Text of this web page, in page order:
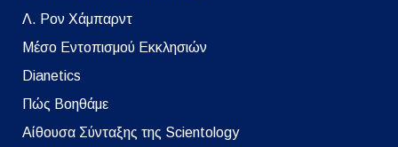
Λ. Ρον Χάμπαρντ
Μέσο Εντοπισμού Εκκλησιών
Dianetics
Πώς Βοηθάμε
Αίθουσα Σύνταξης της Scientology